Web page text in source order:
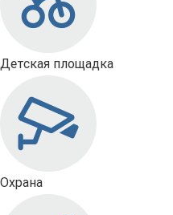
Детская площадка
Охрана